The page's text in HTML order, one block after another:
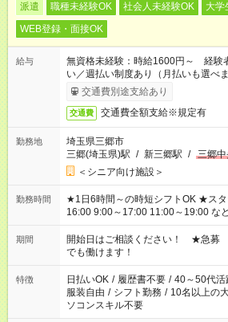
派遣 職種未経験OK 社会人未経験OK 大学
WEB登録・面接OK
給与
無資格未経験：時給1600円～ 経
い／週払い制度あり（月払いも選べ
完了次第のお支払いとなります。
交通費別途支給あり
交通費 交通費全額支給※規定有
勤務地
埼玉県三郷市
三郷(埼玉県)駅 / 新三郷駅 / 三郷
＜シニア向け施設＞
勤務時間
★1日6時間～の時短シフトOK ★スタート時間選べます！ 7:00～
16:00 9:00～17:00 11:00～19:00 など 残業な
場合、他のお仕事と合わせ週40時間
ん ※法令に基づき、週20時間以上勤
となります ※労働者派遣法（日雇い
短時間・短期間の就業はご案内が難
期間
開始日はご相談ください！ ★急募
でも働けます！
特徴 日払いOK / 履歴書不要 / 40～50代活
服装自由 / シフト勤務 / 10名以上の
ソコンスキル不要